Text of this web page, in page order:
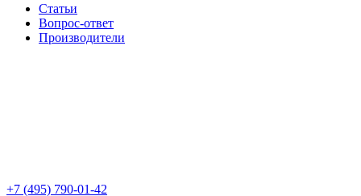
Статьи
Вопрос-ответ
Производители
+7 (495) 790-01-42